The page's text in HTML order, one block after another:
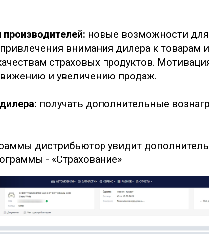
новые возможности для
внимания дилера к товарам и
страховых продуктов.
и увеличению продаж.
получать дополнительные
дистрибьютор увидит
- «Страхование»